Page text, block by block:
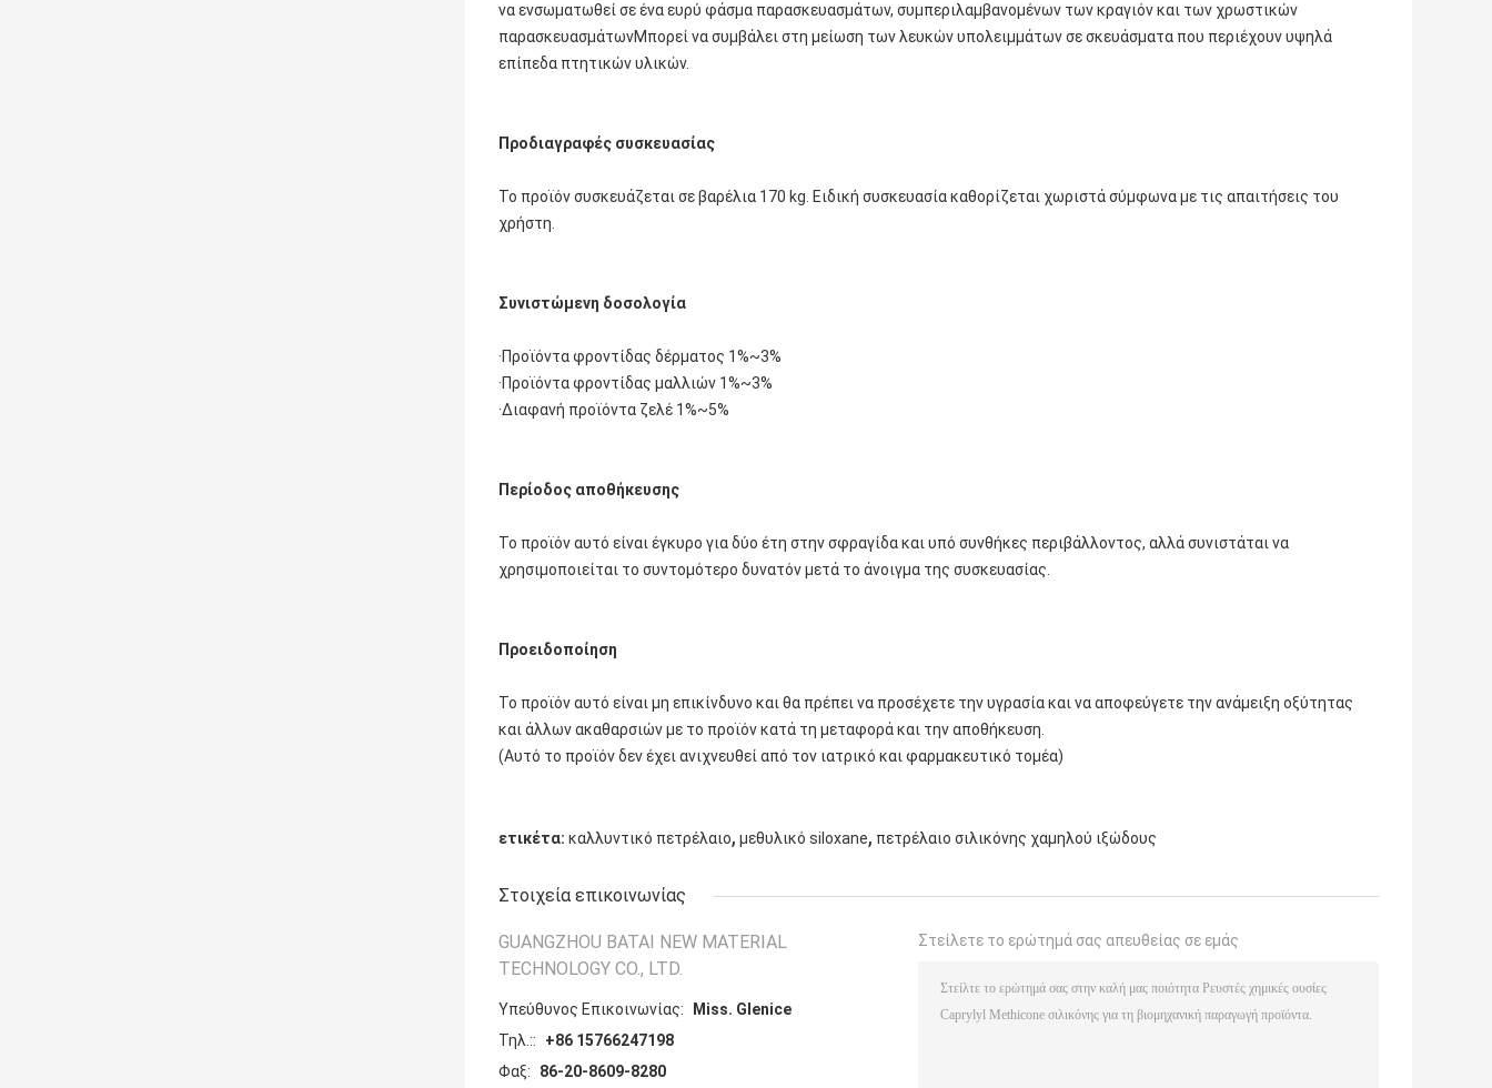
να ενσωματωθεί σε ένα ευρύ φάσμα παρασκευασμάτων, συμπεριλαμβανομένων των κραγιόν και των χρωστικών
παρασκευασμάτωνΜπορεί να συμβάλει στη μείωση των λευκών υπολειμμάτων σε σκευάσματα που περιέχουν υψηλά
επίπεδα πτητικών υλικών.
Προδιαγραφές συσκευασίας
Το προϊόν συσκευάζεται σε βαρέλια 170 kg. Ειδική συσκευασία καθορίζεται χωριστά σύμφωνα με τις απαιτήσεις του
χρήστη.
Συνιστώμενη δοσολογία
·Προϊόντα φροντίδας δέρματος 1%~3%
·Προϊόντα φροντίδας μαλλιών 1%~3%
·Διαφανή προϊόντα ζελέ 1%~5%
Περίοδος αποθήκευσης
Το προϊόν αυτό είναι έγκυρο για δύο έτη στην σφραγίδα και υπό συνθήκες περιβάλλοντος, αλλά συνιστάται να
χρησιμοποιείται το συντομότερο δυνατόν μετά το άνοιγμα της συσκευασίας.
Προειδοποίηση
Το προϊόν αυτό είναι μη επικίνδυνο και θα πρέπει να προσέχετε την υγρασία και να αποφεύγετε την ανάμειξη οξύτητας
και άλλων ακαθαρσιών με το προϊόν κατά τη μεταφορά και την αποθήκευση.
(Αυτό το προϊόν δεν έχει ανιχνευθεί από τον ιατρικό και φαρμακευτικό τομέα)
ετικέτα: καλλυντικό πετρέλαιο, μεθυλικό siloxane, πετρέλαιο σιλικόνης χαμηλού ιξώδους
Στοιχεία επικοινωνίας
GUANGZHOU BATAI NEW MATERIAL
TECHNOLOGY CO., LTD.
Υπεύθυνος Επικοινωνίας:
Miss. Glenice
Τηλ.::
+86 15766247198
Φαξ:
86-20-8609-8280
Στείλετε το ερώτημά σας απευθείας σε εμάς